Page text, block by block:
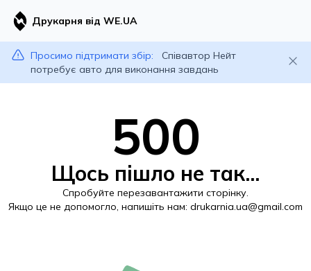
Друкарня від WE.UA
Просимо підтримати збір:
Співавтор Нейт
потребує авто для виконання завдань
500
Щось пішло не так...
Спробуйте перезавантажити сторінку.
Якщо це не допомогло, напишіть нам: drukarnia.ua@gmail.com